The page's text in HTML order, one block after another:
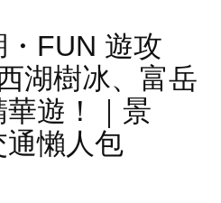
・FUN 遊攻
湖樹冰、富岳
遊！｜景
懶人包